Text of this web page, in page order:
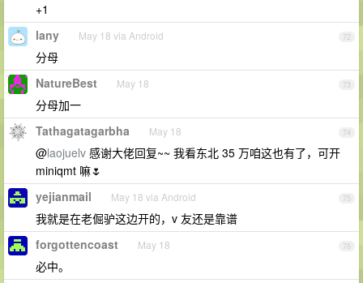
+1
72
lany May 18 via Android
分母
73
NatureBest May 18
分母加一
74
Tathagatagarbha May 18
@laojuelv 感谢大佬回复~~ 我看东北 35 万咱这也有了，可开
miniqmt 嘛🌷
75
yejianmail May 18 via Android
我就是在老倔驴这边开的，v 友还是靠谱
76
forgottencoast May 18
必中。